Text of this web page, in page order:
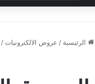
الرئيسية / عروض الالكترونيات /